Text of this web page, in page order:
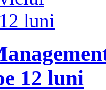
12 luni